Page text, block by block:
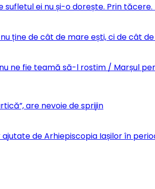
sufletul ei nu și-o dorește. Prin
ține de cât de mare ești, ci de cât
ne fie teamă să-l rostim / Marșul
are nevoie de sprijin
de Arhiepiscopia Iașilor în